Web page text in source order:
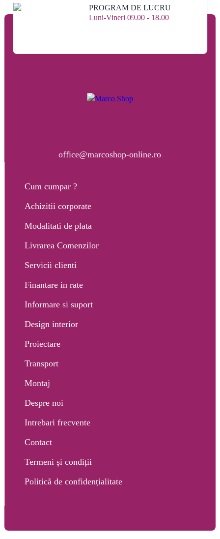
PROGRAM DE LUCRU
Luni-Vineri 09.00 - 18.00
office@marcoshop-online.ro
Cum cumpar ?
Achizitii corporate
Modalitati de plata
Livrarea Comenzilor
Servicii clienti
Finantare in rate
Informare si suport
Design interior
Proiectare
Transport
Montaj
Despre noi
Intrebari frecvente
Contact
Termeni și condiții
Politică de confidențialitate